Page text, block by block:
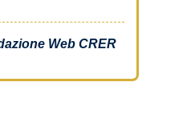
Web CRER